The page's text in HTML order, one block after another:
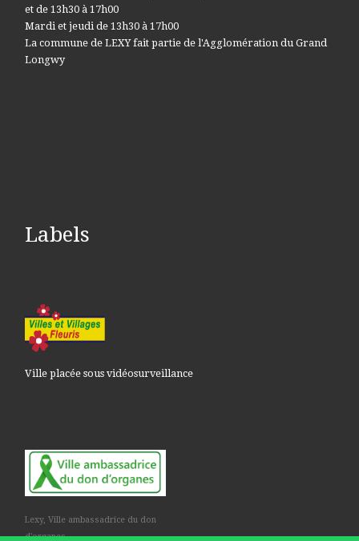
et de 13h30 à 17h00
Mardi et jeudi de 13h30 à 17h00
La commune de LEXY fait partie de l'Agglomération du Grand
Longwy
Labels
Ville placée sous vidéosurveillance
Lexy, Ville ambassadrice du don
d'organes